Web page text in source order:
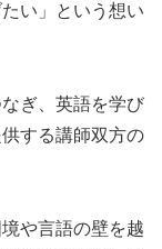
い」という想い
ぎ、英語を学び
する講師双方の
や言語の壁を越